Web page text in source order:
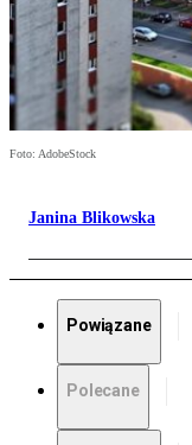
Foto: AdobeStock
Janina Blikowska
Powiązane
Polecane